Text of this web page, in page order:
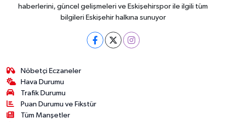
haberlerini, güncel gelişmeleri ve Eskişehirspor ile ilgili tüm
bilgileri Eskişehir halkına sunuyor
Nöbetçi Eczaneler
Hava Durumu
Trafik Durumu
Puan Durumu ve Fikstür
Tüm Manşetler